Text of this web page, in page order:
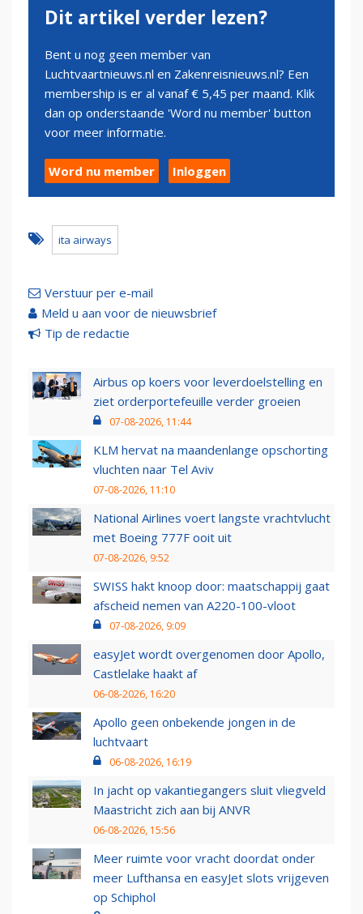
Dit artikel verder lezen?
Bent u nog geen member van
Luchtvaartnieuws.nl en Zakenreisnieuws.nl? Een
membership is er al vanaf € 5,45 per maand. Klik
dan op onderstaande 'Word nu member' button
voor meer informatie.
Word nu member Inloggen
ita airways
Verstuur per e-mail
Meld u aan voor de nieuwsbrief
Tip de redactie
Airbus op koers voor leverdoelstelling en
ziet orderportefeuille verder groeien
07-08-2026, 11:44
KLM hervat na maandenlange opschorting
vluchten naar Tel Aviv
07-08-2026, 11:10
National Airlines voert langste vrachtvlucht
met Boeing 777F ooit uit
07-08-2026, 9:52
SWISS hakt knoop door: maatschappij gaat
afscheid nemen van A220-100-vloot
07-08-2026, 9:09
easyJet wordt overgenomen door Apollo,
Castlelake haakt af
06-08-2026, 16:20
Apollo geen onbekende jongen in de
luchtvaart
06-08-2026, 16:19
In jacht op vakantiegangers sluit vliegveld
Maastricht zich aan bij ANVR
06-08-2026, 15:56
Meer ruimte voor vracht doordat onder
meer Lufthansa en easyJet slots vrijgeven
op Schiphol